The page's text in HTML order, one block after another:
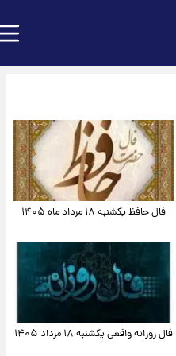
فال حافظ یکشنبه ۱۸ مرداد ماه ۱۴۰۵
فال روزانه واقعی یکشنبه ۱۸ مرداد ۱۴۰۵